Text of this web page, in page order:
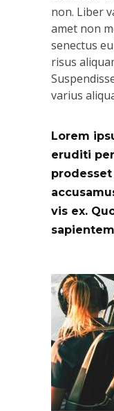
non. Liber
amet non
senectus
risus
varius
Lorem
eruditi
prodesset
vis ex.